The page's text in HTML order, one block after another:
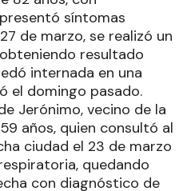
síntomas
de marzo, se realizó un
resultado
internada en una
el domingo pasado.
Jerónimo, vecino de la
años, quien consultó al
ciudad el 23 de marzo
quedando
con diagnóstico de